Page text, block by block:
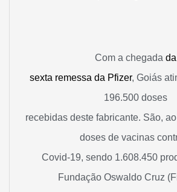
Com a chegada da
sexta remessa da Pfizer, Goiás
196.500 doses
recebidas deste fabricante. São,
doses de vacinas
Covid-19, sendo 1.608.450
Fundação Oswaldo Cruz